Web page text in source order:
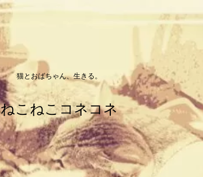
猫とおばちゃん、生きる。
ねこねこコネコネ